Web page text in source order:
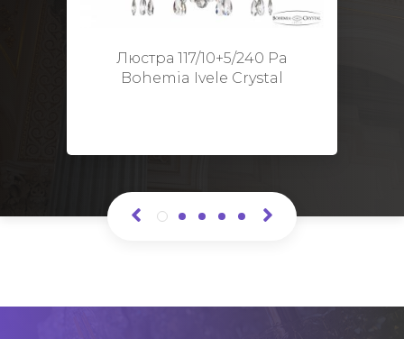
Люстра 117/10+5/240 Pa
Bohemia Ivele Crystal
Диаметр: 70 см